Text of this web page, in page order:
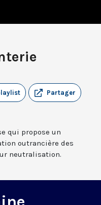
Partager
qui propose un
outrancière des
neutralisation.